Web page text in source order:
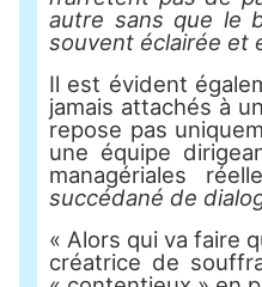
autre sans que le
souvent éclairée et
Il est évident
jamais attachés à
repose pas
une équipe
managériales
succédané de
« Alors qui va faire
créatrice de